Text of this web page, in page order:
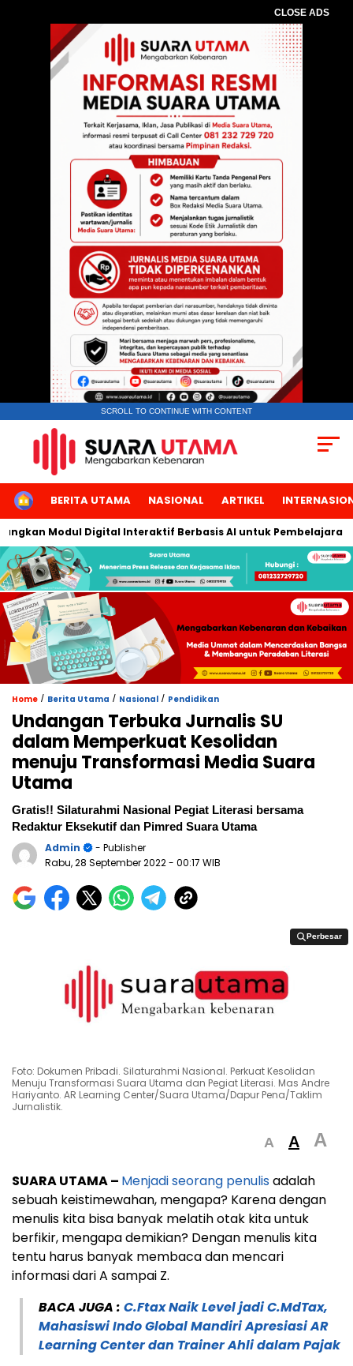
CLOSE ADS
SCROLL TO CONTINUE WITH CONTENT
HOMEBERITA UTAMA NASIONAL ARTIKEL
Modul Digital Interaktif Berbasis AI untuk Pembelajaran
Home / Berita Utama / Nasional / Pendidikan
Undangan Terbuka Jurnalis SU
dalam Memperkuat Kesolidan
menuju Transformasi Media Suara
Utama
Gratis!! Silaturahmi Nasional Pegiat Literasi bersama
Redaktur Eksekutif dan Pimred Suara Utama
Admin
- Publisher
Rabu, 28 September 2022- 00:17 WIB
Perbesar
Perbesar
Foto: Dokumen Pribadi. Silaturahmi Nasional. Perkuat Kesolidan
Menuju Transformasi Suara Utama dan Pegiat Literasi. Mas Andre
Hariyanto. AR Learning Center/Suara Utama/Dapur Pena/Taklim
Jurnalistik.
A A A
SUARA UTAMA – Menjadi seorang penulisadalah
sebuah keistimewahan, mengapa? Karena dengan
menulis kita bisa banyak melatih otak kita untuk
berfikir, mengapa demikian? Dengan menulis kita
tentu harus banyak membaca dan mencari
informasi dari A sampai Z.
BACA JUGA : C.Ftax Naik Level jadi C.MdTax,
Mahasiswi Indo Global Mandiri Apresiasi AR
Learning Center dan Trainer Ahli dalam Pajak